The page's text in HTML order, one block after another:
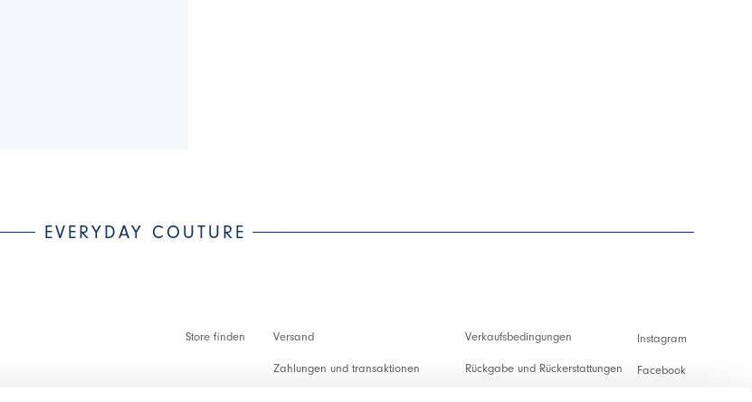
EVERYDAY COUTURE
Store finden Versand
Zahlungen und transaktionen
Verkaufsbedingungen
Rückgabe und Rückerstattungen
Instagram
Facebook